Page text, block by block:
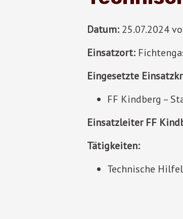
Datum: 25.07.2024
Einsatzort:
Eingesetzte
FF Kindberg –
Einsatzleiter FF
Tätigkeiten:
Technische